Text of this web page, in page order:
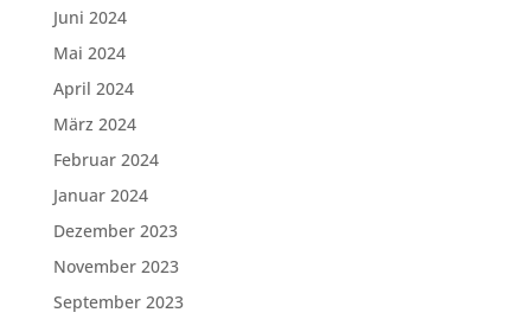
Juni 2024
Mai 2024
April 2024
März 2024
Februar 2024
Januar 2024
Dezember 2023
November 2023
September 2023